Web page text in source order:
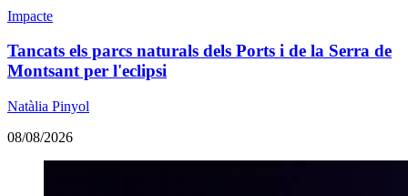
Impacte
Tancats els parcs naturals dels Ports i de la Serra de
Montsant per l'eclipsi
Natàlia Pinyol
08/08/2026